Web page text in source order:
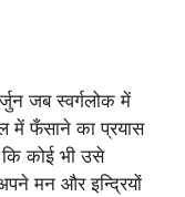
जब स्वर्गलोक में
में फँसाने का प्रयास
कि कोई भी उसे
मन और इन्द्रियों